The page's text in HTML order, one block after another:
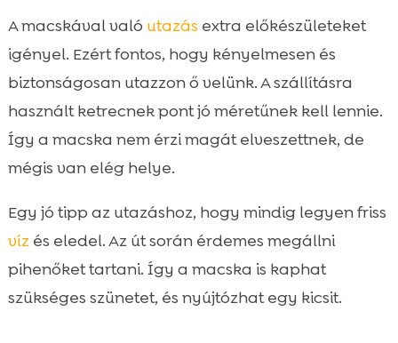
A macskával való utazás extra előkészületeket
igényel. Ezért fontos, hogy kényelmesen és
biztonságosan utazzon ő velünk. A szállításra
használt ketrecnek pont jó méretűnek kell lennie.
Így a macska nem érzi magát elveszettnek, de
mégis van elég helye.
Egy jó tipp az utazáshoz, hogy mindig legyen friss
vízés eledel. Az út során érdemes megállni
pihenőket tartani. Így a macska is kaphat
szükséges szünetet, és nyújtózhat egy kicsit.